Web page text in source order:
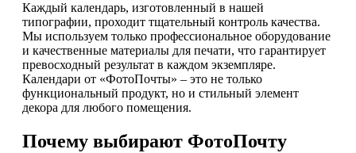
Каждый календарь, изготовленный в нашей
типографии, проходит тщательный контроль качества.
Мы используем только профессиональное оборудование
и качественные материалы для печати, что гарантирует
превосходный результат в каждом экземпляре.
Календари от «ФотоПочты» – это не только
функциональный продукт, но и стильный элемент
декора для любого помещения.
Почему выбирают ФотоПочту